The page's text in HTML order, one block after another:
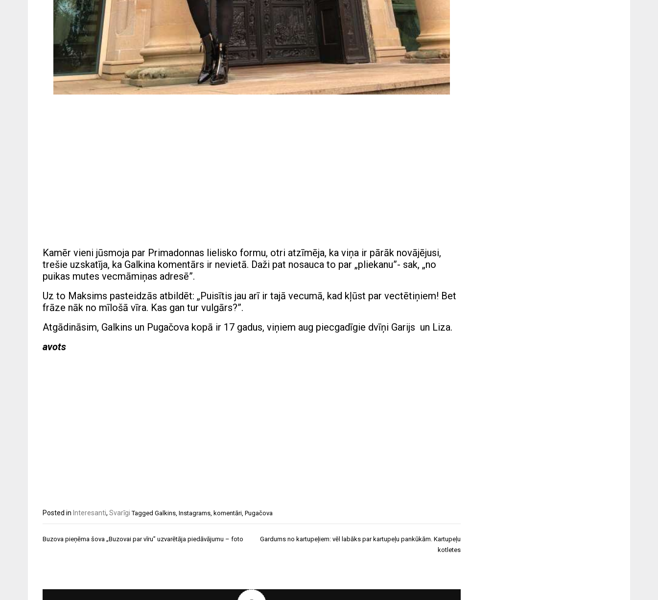
Kamēr vieni jūsmoja par Primadonnas lielisko formu, otri atzīmēja, ka viņa ir pārāk novājējusi,
trešie uzskatīja, ka Galkina komentārs ir nevietā. Daži pat nosauca to par „pliekanu”- sak, „no
puikas mutes vecmāmiņas adresē”.
Uz to Maksims pasteidzās atbildēt: „Puisītis jau arī ir tajā vecumā, kad kļūst par vectētiņiem! Bet
frāze nāk no mīlošā vīra. Kas gan tur vulgārs?”.
Atgādināsim, Galkins un Pugačova kopā ir 17 gadus, viņiem aug piecgadīgie dvīņi Garijs un Liza.
avots
Posted in Interesanti, Svarīgi Tagged Galkins, Instagrams, komentāri, Pugačova
Ziņu
Buzova pieņēma šova „Buzovai par vīru” uzvarētāja piedāvājumu – foto
Gardums no kartupeļiem: vēl labāks par kartupeļu pankūkām. Kartupeļu
kotletes